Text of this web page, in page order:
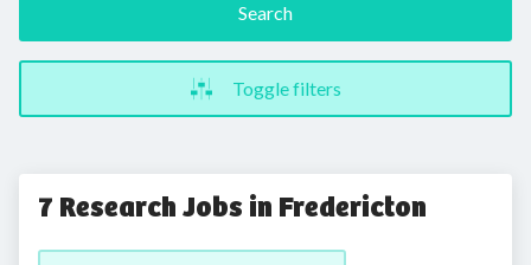
Search
Toggle filters
7 Research Jobs in Fredericton